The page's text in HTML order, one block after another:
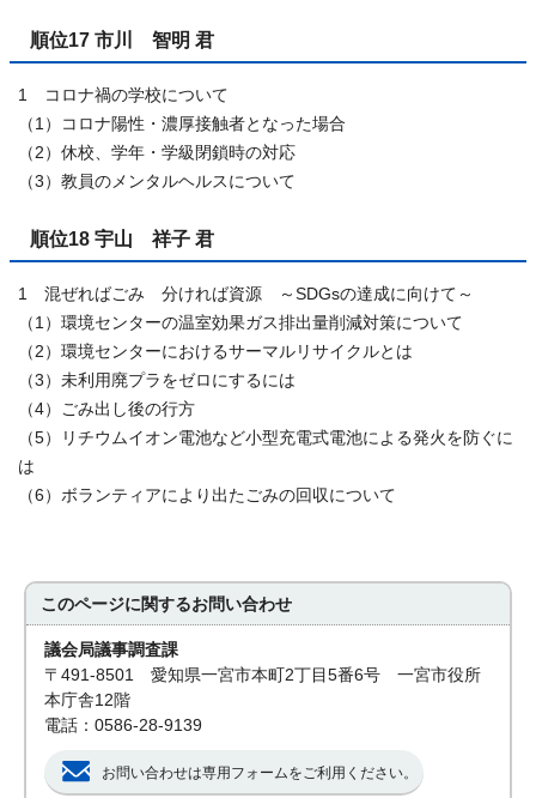
順位17 市川 智明 君
1 コロナ禍の学校について
（1）コロナ陽性・濃厚接触者となった場合
（2）休校、学年・学級閉鎖時の対応
（3）教員のメンタルヘルスについて
順位18 宇山 祥子 君
1 混ぜればごみ 分ければ資源 ～SDGsの達成に向けて～
（1）環境センターの温室効果ガス排出量削減対策について
（2）環境センターにおけるサーマルリサイクルとは
（3）未利用廃プラをゼロにするには
（4）ごみ出し後の行方
（5）リチウムイオン電池など小型充電式電池による発火を防ぐに
は
（6）ボランティアにより出たごみの回収について
このページに関するお問い合わせ
議会局議事調査課
〒491-8501 愛知県一宮市本町2丁目5番6号 一宮市役所
本庁舎12階
電話：0586-28-9139
お問い合わせは専用フォームをご利用ください。